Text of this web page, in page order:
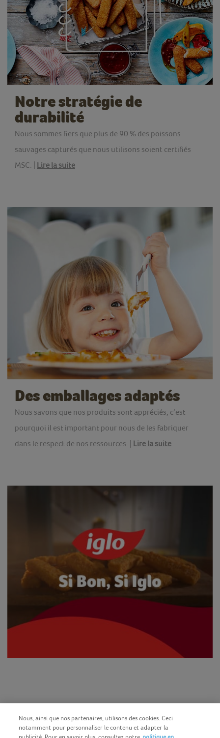
Notre stratégie de
durabilité
Nous sommes fiers que plus de 90 % des poissons
sauvages capturés que nous utilisons soient certifiés
MSC. | Lire la suite
Des emballages adaptés
Nous savons que nos produits sont appréciés, c’est
pourquoi il est important pour nous de les fabriquer
dans le respect de nos ressources. | Lire la suite
Nous, ainsi que nos partenaires, utilisons des cookies. Ceci
notamment pour personnaliser le contenu et adapter la